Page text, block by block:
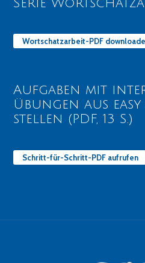
Wortschatzarbeit-PDF
Aufgaben mit
Übungen aus
stellen (PDF, 13 S.)
Schritt-für-Schritt-PDF aufrufen